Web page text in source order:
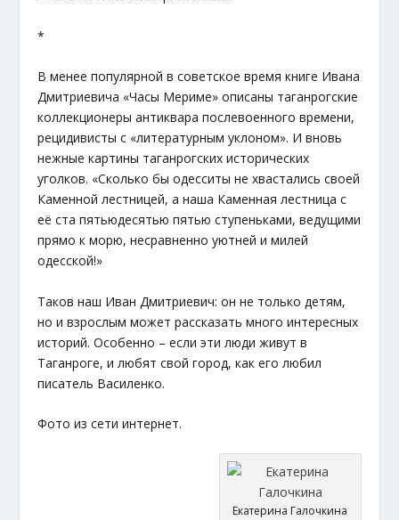
*
В менее популярной в советское время книге Ивана
Дмитриевича «Часы Мериме» описаны таганрогские
коллекционеры антиквара послевоенного времени,
рецидивисты с «литературным уклоном». И вновь
нежные картины таганрогских исторических
уголков. «Сколько бы одесситы не хвастались своей
Каменной лестницей, а наша Каменная лестница с
её ста пятьюдесятью пятью ступеньками, ведущими
прямо к морю, несравненно уютней и милей
одесской!»
Таков наш Иван Дмитриевич: он не только детям,
но и взрослым может рассказать много интересных
историй. Особенно – если эти люди живут в
Таганроге, и любят свой город, как его любил
писатель Василенко.
Фото из сети интернет.
Екатерина Галочкина